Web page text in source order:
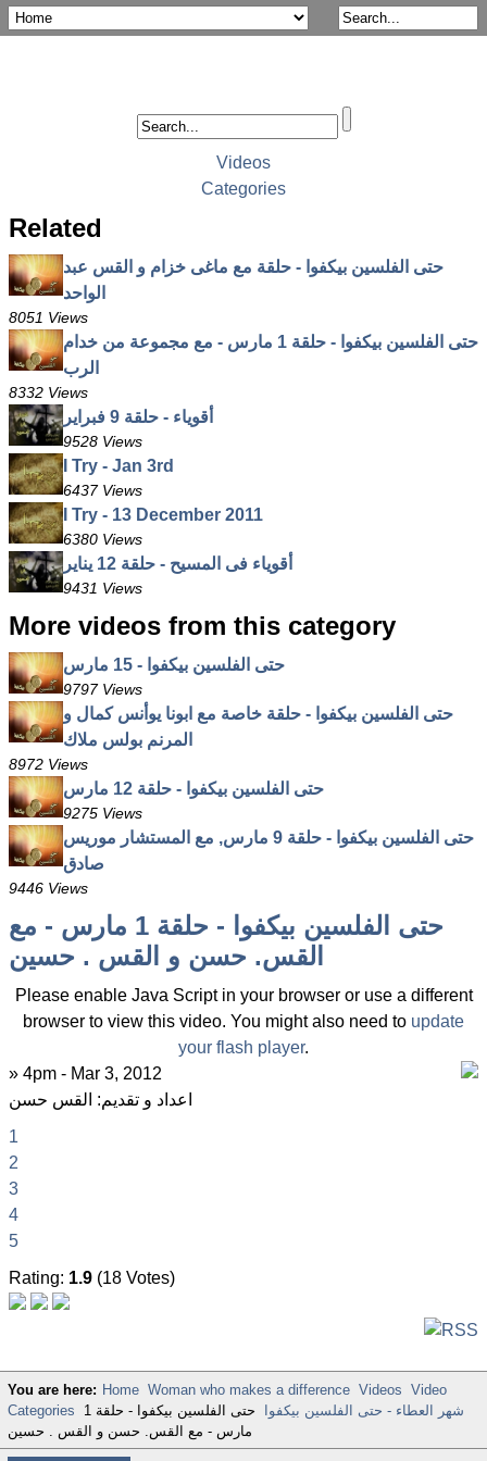
Videos
Categories
Related
حتى الفلسين بيكفوا - حلقة مع ماغى خزام و القس عبد
الواحد
8051 Views
حتى الفلسين بيكفوا - حلقة 1 مارس - مع مجموعة من خدام
الرب
8332 Views
أقوياء - حلقة 9 فبراير
9528 Views
I Try - Jan 3rd
6437 Views
I Try - 13 December 2011
6380 Views
أقوياء فى المسيح - حلقة 12 يناير
9431 Views
More videos from this category
حتى الفلسين بيكفوا - 15 مارس
9797 Views
حتى الفلسين بيكفوا - حلقة خاصة مع ابونا يوأنس كمال و
المرنم بولس ملاك
8972 Views
حتى الفلسين بيكفوا - حلقة 12 مارس
9275 Views
حتى الفلسين بيكفوا - حلقة 9 مارس, مع المستشار موريس
صادق
9446 Views
حتى الفلسين بيكفوا - حلقة 1 مارس - مع
القس. حسن و القس . حسين
Please enable Java Script in your browser or use a different
browser to view this video. You might also need to update
your flash player.
» 4pm - Mar 3, 2012
اعداد و تقديم: القس حسن
1
2
3
4
5
Rating: 1.9 (18 Votes)
You are here: Home Woman who makes a difference Videos Video
Categories
شهر العطاء - حتى الفلسين بيكفوا
حتى الفلسين بيكفوا - حلقة 1
مارس - مع القس. حسن و القس . حسين